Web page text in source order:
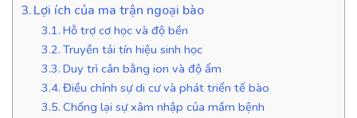
Lợi ích của ma trận ngoại bào
Hỗ trợ cơ học và độ bền
Truyền tải tín hiệu sinh học
Duy trì cân bằng ion và độ ẩm
Điều chỉnh sự di cư và phát triển tế bào
Chống lại sự xâm nhập của mầm bệnh